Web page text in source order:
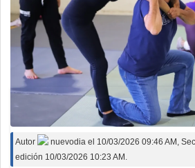
Autor nuevodia el 10/03/2026 09:46 AM ,
edición 10/03/2026 10:23 AM.